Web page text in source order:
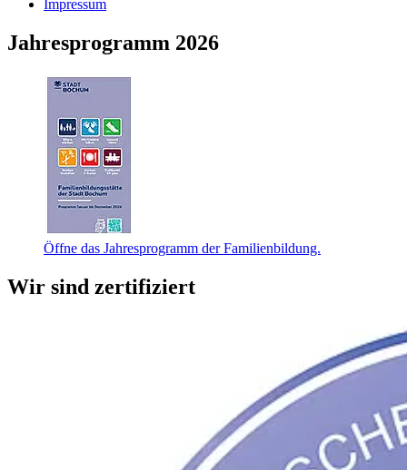
Impressum
Jahresprogramm 2026
Öffne das Jahresprogramm der Familienbildung.
Wir sind zertifiziert